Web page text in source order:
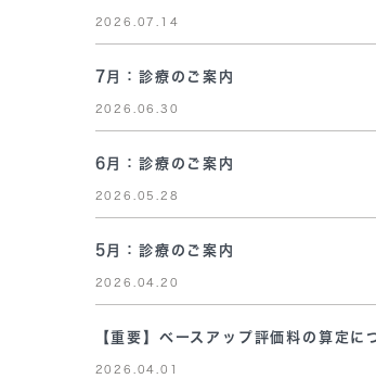
2026.07.14
7月：診療のご案内
2026.06.30
6月：診療のご案内
2026.05.28
5月：診療のご案内
2026.04.20
【重要】ベースアップ評価料の算定に
2026.04.01